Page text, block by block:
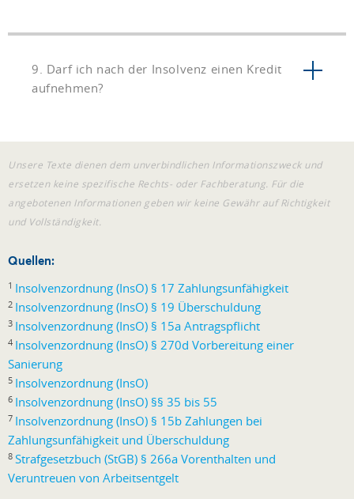
9. Darf ich nach der Insolvenz einen Kredit
aufnehmen?
Unsere Texte dienen dem unverbindlichen Informationszweck und
ersetzen keine spezifische Rechts- oder Fachberatung. Für die
angebotenen Informationen geben wir keine Gewähr auf Richtigkeit
und Vollständigkeit.
Quellen:
1 Insolvenzordnung (InsO) § 17 Zahlungsunfähigkeit
2 Insolvenzordnung (InsO) § 19 Überschuldung
3 Insolvenzordnung (InsO) § 15a Antragspflicht
4 Insolvenzordnung (InsO) § 270d Vorbereitung einer
Sanierung
5 Insolvenzordnung (InsO)
6 Insolvenzordnung (InsO) §§ 35 bis 55
7 Insolvenzordnung (InsO) § 15b Zahlungen bei
Zahlungsunfähigkeit und Überschuldung
8 Strafgesetzbuch (StGB) § 266a Vorenthalten und
Veruntreuen von Arbeitsentgelt